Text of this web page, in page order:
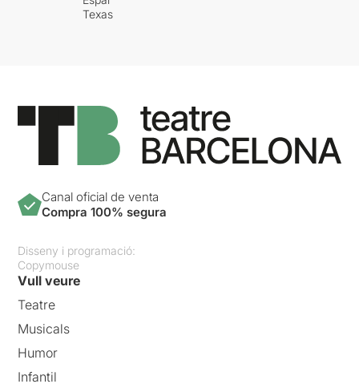
Texas
Canal oficial de venta
Compra 100% segura
Disseny i programació:
Copymouse
Vull veure
Teatre
Musicals
Humor
Infantil